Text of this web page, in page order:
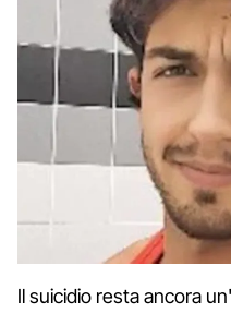
Il suicidio resta ancora